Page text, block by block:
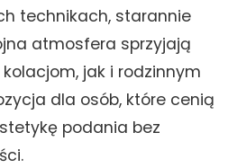
technikach, starannie
atmosfera sprzyjają
jak i rodzinnym
dla osób, które cenią
podania bez